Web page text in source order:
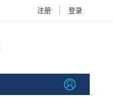
注册 登录